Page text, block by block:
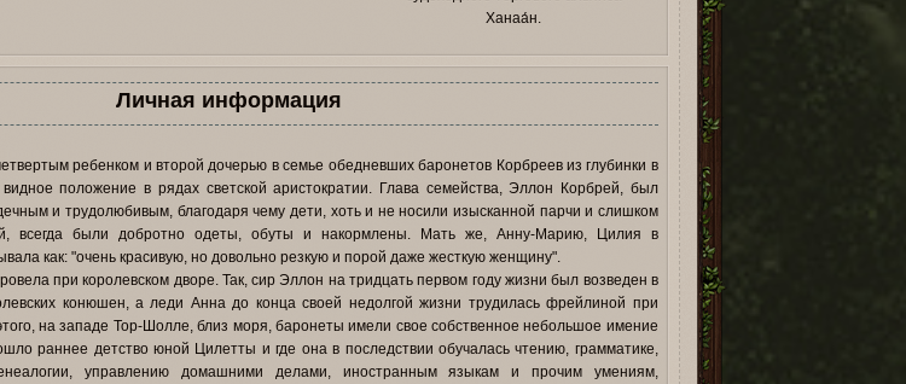
Ханаа́н.
Личная информация
ребенком и второй дочерью в семье обедневших баронетов Корбреев из глубинки в
положение в рядах светской аристократии. Глава семейства, Эллон Корбрей, был
и трудолюбивым, благодаря чему дети, хоть и не носили изысканной парчи и слишком
всегда были добротно одеты, обуты и накормлены. Мать же, Анну-Марию, Цилия в
как: "очень красивую, но довольно резкую и порой даже жесткую женщину".
при королевском дворе. Так, сир Эллон на тридцать первом году жизни был возведен в
конюшен, а леди Анна до конца своей недолгой жизни трудилась фрейлиной при
на западе Тор-Шолле, близ моря, баронеты имели свое собственное небольшое имение
раннее детство юной Цилетты и где она в последствии обучалась чтению, грамматике,
управлению домашними делами, иностранным языкам и прочим умениям,